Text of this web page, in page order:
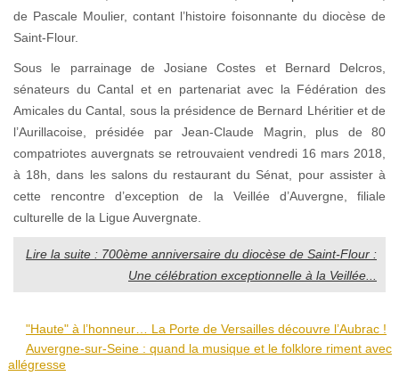
de Pascale Moulier, contant l’histoire foisonnante du diocèse de
Saint-Flour.
Sous le parrainage de Josiane Costes et Bernard Delcros,
sénateurs du Cantal et en partenariat avec la Fédération des
Amicales du Cantal, sous la présidence de Bernard Lhéritier et de
l’Aurillacoise, présidée par Jean-Claude Magrin, plus de 80
compatriotes auvergnats se retrouvaient vendredi 16 mars 2018,
à 18h, dans les salons du restaurant du Sénat, pour assister à
cette rencontre d’exception de la Veillée d’Auvergne, filiale
culturelle de la Ligue Auvergnate.
Lire la suite : 700ème anniversaire du diocèse de Saint-Flour :
Une célébration exceptionnelle à la Veillée...
"Haute" à l’honneur… La Porte de Versailles découvre l’Aubrac !
Auvergne-sur-Seine : quand la musique et le folklore riment avec
allégresse